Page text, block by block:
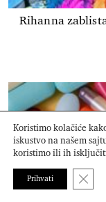
Rihanna
Koristimo kolačiće
iskustvo na našem
koristimo ili ih
Prihvati Close